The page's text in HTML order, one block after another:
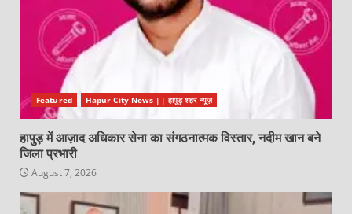
Featured Hapur City News || हापुड़ शहर न्यूज़
हापुड़ में आज़ाद अधिकार सेना का संगठनात्मक विस्तार, नदीम खान बने
जिला प्रभारी
August 7, 2026